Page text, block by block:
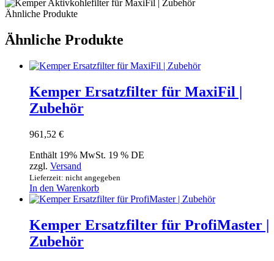
Ähnliche Produkte
Ähnliche Produkte
Kemper Ersatzfilter für MaxiFil |
Zubehör
961,52 €
Enthält 19% MwSt. 19 % DE
zzgl. Versand
Lieferzeit: nicht angegeben
In den Warenkorb
Kemper Ersatzfilter für ProfiMaster |
Zubehör